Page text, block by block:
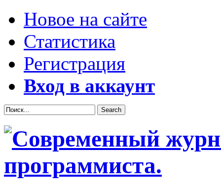
Новое на сайте
Статистика
Регистрация
Вход в аккаунт